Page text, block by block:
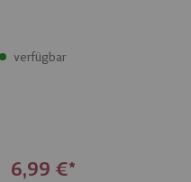
verfügbar
6,99 €